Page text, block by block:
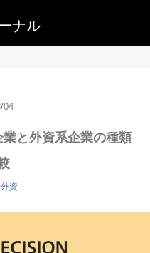
ナル
04
と外資系企業の種類
外資